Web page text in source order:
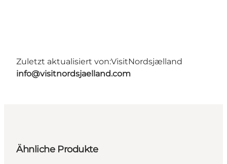
Zuletzt aktualisiert von:VisitNordsjælland
info@visitnordsjaelland.com
Ähnliche Produkte